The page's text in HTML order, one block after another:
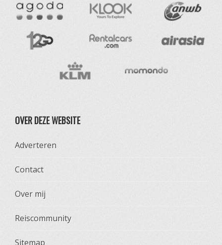
OVER DEZE WEBSITE
Adverteren
Contact
Over mij
Reiscommunity
Sitemap